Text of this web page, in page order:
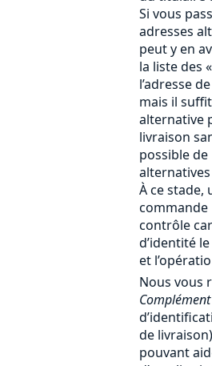
Si vous
adresses
peut y en
la liste des
l’adresse
mais il
alternative
livraison
possible
À ce stade,
commande
contrôle
d’identité
et
Nous vous
Complément
de
pouvant